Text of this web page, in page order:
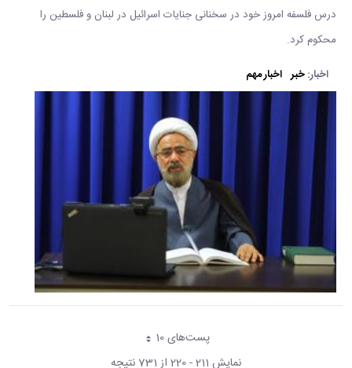
درس فلسفه امروز خود در سخنانی جنایات اسرائیل در لبنان و فلسطین را
محکوم کرد.
اخبار:خبر اخبار مهم
پست‌‌های 10هر صفحه
نمایش 211 - 220 از 731 نتیجه